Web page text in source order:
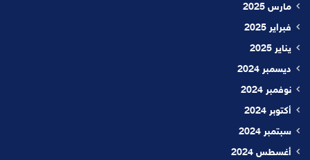
مارس 2025
فبراير 2025
يناير 2025
ديسمبر 2024
نوفمبر 2024
أكتوبر 2024
سبتمبر 2024
أغسطس 2024